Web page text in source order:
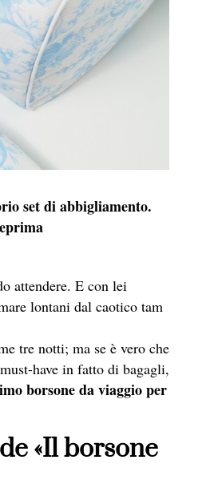
set di abbigliamento.
attendere. E con lei
lontani dal caotico tam
tre notti; ma se è vero che
have in fatto di bagagli,
borsone da viaggio per
«Il borsone